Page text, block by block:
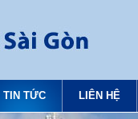
TIN TỨC LIÊN HỆ